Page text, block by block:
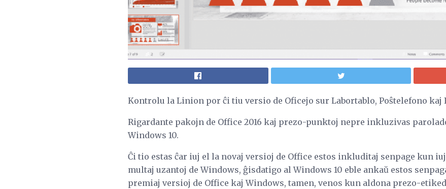
Kontrolu la Linion por ĉi tiu versio de Oficejo sur Labortablo, Poŝtelefono kaj
Rigardante pakojn de Office 2016 kaj prezo-punktoj nepre inkluzivas
Windows 10.
Ĉi tio estas ĉar iuj el la novaj versioj de Office estos inkluditaj senpage kun
multaj uzantoj de Windows, ĝisdatigo al Windows 10 eble ankaŭ estos
premiaj versioj de Office kaj Windows, tamen, venos kun aldona prezo-